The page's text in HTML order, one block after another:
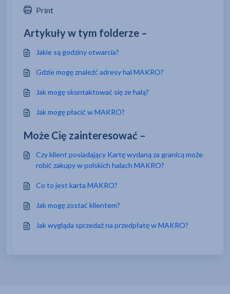
Print
Artykuły w tym folderze –
Jakie są godziny otwarcia?
Gdzie mogę znaleźć adresy hal MAKRO?
Jak mogę skontaktować się ze halą?
Jak mogę płacić w MAKRO?
Może Cię zainteresować –
Czy klient posiadający Kartę wydaną za granicą może
robić zakupy w polskich halach MAKRO?
Co to jest karta MAKRO?
Jak mogę zostać klientem?
Jak wygląda sprzedaż na przedpłatę w MAKRO?